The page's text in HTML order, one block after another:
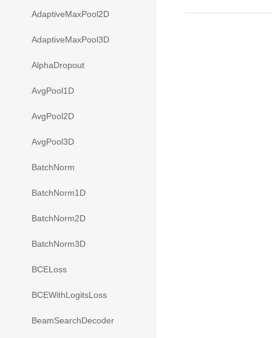
AdaptiveMaxPool2D
AdaptiveMaxPool3D
AlphaDropout
AvgPool1D
AvgPool2D
AvgPool3D
BatchNorm
BatchNorm1D
BatchNorm2D
BatchNorm3D
BCELoss
BCEWithLogitsLoss
BeamSearchDecoder